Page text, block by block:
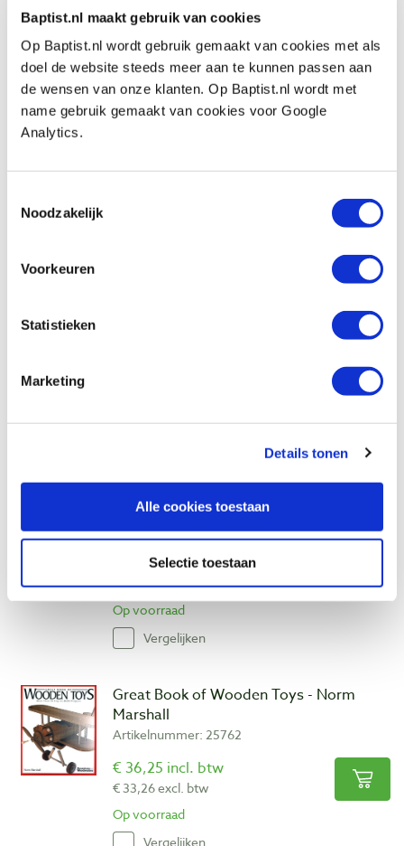
Baptist.nl maakt gebruik van cookies
Op Baptist.nl wordt gebruik gemaakt van cookies met als
doel de website steeds meer aan te kunnen passen aan
de wensen van onze klanten. Op Baptist.nl wordt met
name gebruik gemaakt van cookies voor Google
Analytics.
Noodzakelijk
Voorkeuren
Statistieken
Marketing
Details tonen
Alle cookies toestaan
Selectie toestaan
€ 21,51 excl. btw
Op voorraad
Vergelijken
Making Wooden Toys - Studio Tac
Puzzles in Wood - Edwin Mather Wyatt
Niet op voorraad, verwachte levertijd onbekend
Wood Mosaic Projects - Troy Murrah
Artikelnummer: 13290
€ 23,20 incl. btw
€ 21,28 excl. btw
Op voorraad
Vergelijken
Great Book of Wooden Toys - Norm
Marshall
Artikelnummer: 25762
€ 36,25 incl. btw
€ 33,26 excl. btw
Op voorraad
Vergelijken